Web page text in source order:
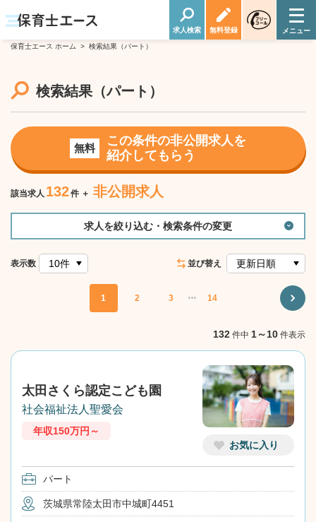
求人検索 無料登録
保育士エース ホーム > 検索結果（パート）
検索結果 （パート）
該当求人 132件 ＋ 非公開求人
無料
この条件の非公開求人を
紹介してもらう
求人を絞り込む・検索条件の変更
表示数
1 2 3 ・・・ 14
並び替え
132 件中 1～10 件表示
お気に入り
太田さくら認定こども園
社会福祉法人聖愛会
年収150万円～
パート
茨城県常陸太田市中城町4451